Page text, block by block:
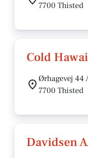
7700 Thisted
Cold
Ørhagevej 44
7700 Thisted
Davidsen